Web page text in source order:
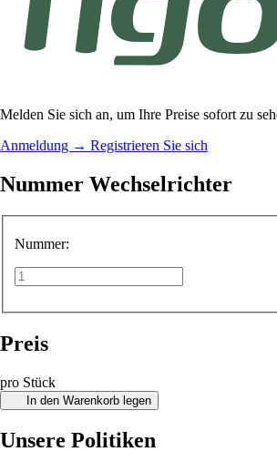
Melden Sie sich an, um Ihre Preise sofort zu
Anmeldung → Registrieren Sie sich
Nummer Wechselrichter
Nummer:
Preis
pro Stück
In den Warenkorb legen
Unsere Politiken